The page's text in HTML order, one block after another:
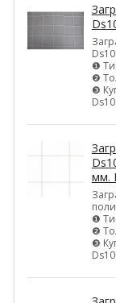
❶
❷
❸
мм.
❶
❷
❸